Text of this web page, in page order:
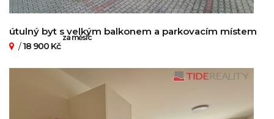
útulný byt s velkým balkonem a parkovacím místem
/18 900 Kč
za měsíc